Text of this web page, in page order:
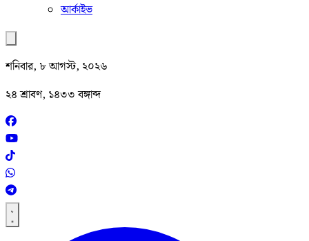
আর্কাইভ
শনিবার, ৮ আগস্ট, ২০২৬
২৪ শ্রাবণ, ১৪৩৩ বঙ্গাব্দ